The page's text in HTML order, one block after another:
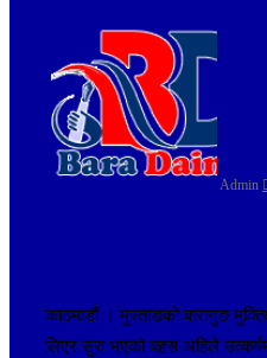
Admin
काठमाडौं । मुस्ताङको वारागुङ
लिएर सुरु भएको बहस अहिले